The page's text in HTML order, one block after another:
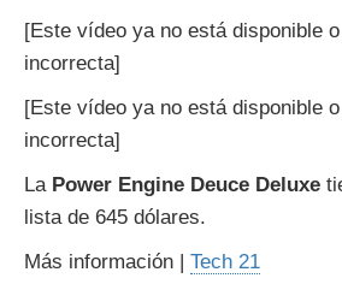
[Este vídeo ya no está disponible
incorrecta]
[Este vídeo ya no está disponible
incorrecta]
La Power Engine Deuce Deluxe
lista de 645 dólares.
Más información | Tech 21